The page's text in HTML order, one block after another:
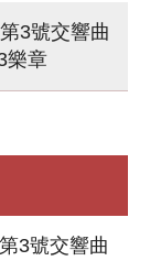
3號交響曲
樂章
3號交響曲